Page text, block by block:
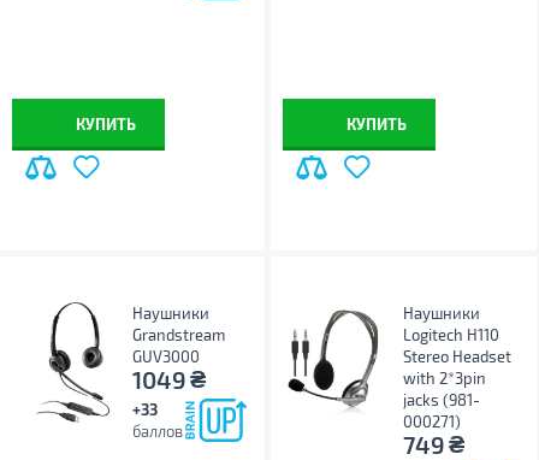
КУПИТЬ КУПИТЬ
Наушники
Grandstream
GUV3000
1049₴
+33
баллов
Наушники
Logitech H110
Stereo Headset
with 2*3pin
jacks (981-
000271)
749₴